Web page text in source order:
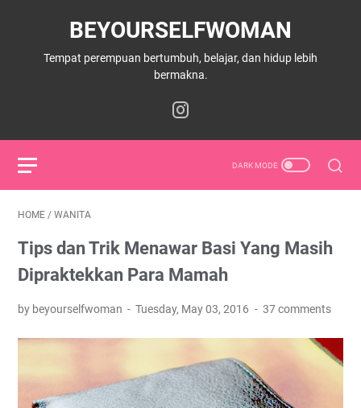
BEYOURSELFWOMAN
Tempat perempuan bertumbuh, belajar, dan hidup lebih
bermakna.
HOME / WANITA
Tips dan Trik Menawar Basi Yang Masih
Dipraktekkan Para Mamah
by beyourselfwoman Tuesday, May 03, 2016 37 comments